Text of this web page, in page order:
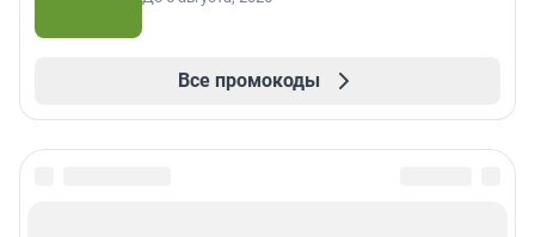
Все промокоды